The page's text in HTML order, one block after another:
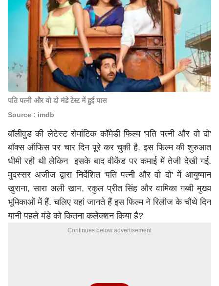
पति पत्नी और वो दो मंडे टेस्ट में हुई पास
Source : imdb
बॉलीवुड की लेटेस्ट रोमांटिक कॉमेडी फिल्म 'पति पत्नी और वो दो'
बॉक्स ऑफिस पर चार दिन पूरे कर चुकी है. इस फिल्म की शुरुआत
धीमी रही थी लेकिन इसके बाद वीकेंड पर कमाई में तेजी देखी गई.
मुदस्सर अजीज द्वारा निर्देशित 'पति पत्नी और वो दो' में आयुष्मान
खुराना, सारा अली खान, रकुल प्रीत सिंह और वामिका गब्बी मुख्य
भूमिकाओं में हैं. चलिए यहां जानते हैं इस फिल्म ने रिलीज के चौथे दिन
यानी पहले मंडे को कितना कलेक्शन किया है?
Continues below advertisement